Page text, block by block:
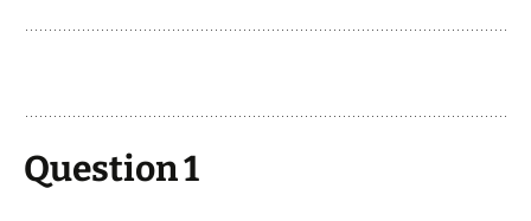
Question 1